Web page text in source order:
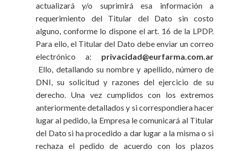
actualizará y/o suprimirá esa información a
requerimiento del Titular del Dato sin costo
alguno, conforme lo dispone el art. 16 de la LPDP.
Para ello, el Titular del Dato debe enviar un correo
electrónico a: privacidad@eurfarma.com.ar
Ello, detallando su nombre y apellido, número de
DNI, su solicitud y razones del ejercicio de su
derecho. Una vez cumplidos con los extremos
anteriormente detallados y si correspondiera hacer
lugar al pedido, la Empresa le comunicará al Titular
del Dato si ha procedido a dar lugar a la misma o si
rechaza el pedido de acuerdo con los plazos